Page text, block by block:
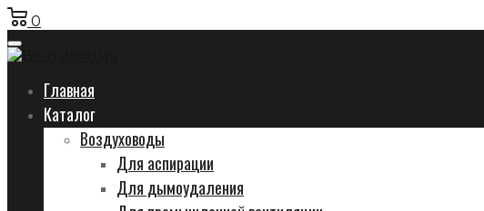
0
Главная
Каталог
Воздуховоды
Для аспирации
Для дымоудаления